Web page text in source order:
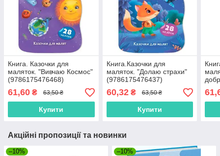
Книга. Казочки для
маляток. "Вивчаю Космос"
(9786175476468)
61,60 ₴ 63,50 ₴
Купити
Книга.Казочки для
маляток. "Долаю страхи"
(9786175476437)
60,32₴ 63,50 ₴
Купити
Акційні пропозиції та новинки
–10% –10%